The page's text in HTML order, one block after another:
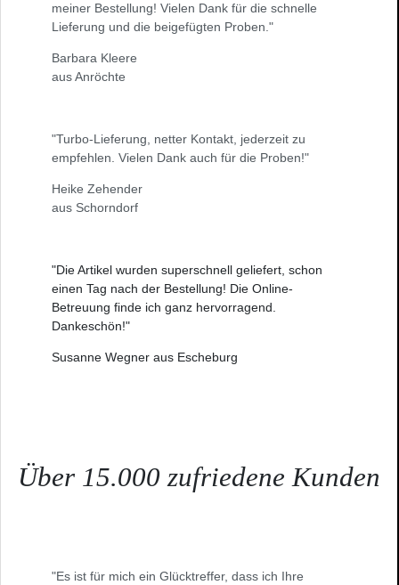
meiner Bestellung! Vielen Dank für die schnelle
Lieferung und die beigefügten Proben."
Barbara Kleere
aus Anröchte
"Turbo-Lieferung, netter Kontakt, jederzeit zu
empfehlen. Vielen Dank auch für die Proben!"
Heike Zehender
aus Schorndorf
"Die Artikel wurden superschnell geliefert, schon
einen Tag nach der Bestellung! Die Online-
Betreuung finde ich ganz hervorragend.
Dankeschön!"
Susanne Wegner aus Escheburg
Über 15.000 zufriedene Kunden
"Es ist für mich ein Glücktreffer, dass ich Ihre